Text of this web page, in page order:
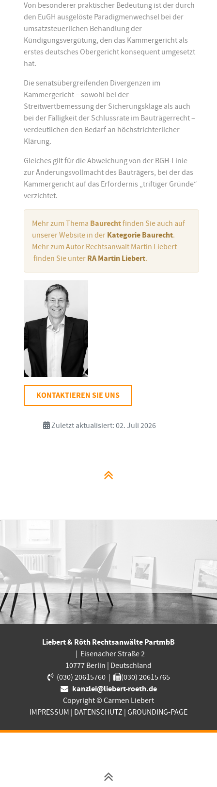
Von besonderer praktischer Bedeutung ist der durch
den EuGH ausgelöste Paradigmenwechsel bei der
umsatzsteuerlichen Behandlung der
Kündigungsvergütung, den das Kammergericht als
erstes deutsches Obergericht konsequent umgesetzt
hat.
Die senatsübergreifenden Divergenzen im
Kammergericht – sowohl bei der
Streitwertbemessung der Sicherungsklage als auch
bei der Fälligkeit der Schlussrate im Bauträgerrecht –
verdeutlichen den Bedarf an höchstrichterlicher
Klärung.
Gleiches gilt für die Abweichung von der BGH-Linie
zur Änderungsvollmacht des Bauträgers, bei der das
Kammergericht auf das Erfordernis „triftiger Gründe“
verzichtet.
Mehr zum Thema Baurechtfinden Sie auch auf
unserer Website in der Kategorie Baurecht.
Mehr zum Autor Rechtsanwalt Martin Liebert
finden Sie unter RA Martin Liebert.
KONTAKTIEREN SIE UNS
Zuletzt aktualisiert: 02. Juli 2026
Liebert & Röth Rechtsanwälte PartmbB
Eisenacher Straße 2
10777 Berlin
Deutschland
(030) 20615760|
(030) 20615765
kanzlei@liebert-roeth.de
Copyright © Carmen Liebert
IMPRESSUM
DATENSCHUTZ GROUNDING-PAGE